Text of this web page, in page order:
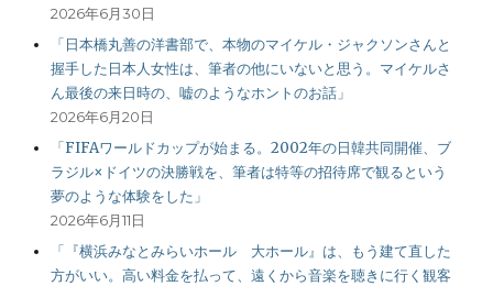
2026年6月30日
「日本橋丸善の洋書部で、本物のマイケル・ジャクソンさんと
握手した日本人女性は、筆者の他にいないと思う。マイケルさ
ん最後の来日時の、嘘のようなホントのお話」
2026年6月20日
「FIFAワールドカップが始まる。2002年の日韓共同開催、ブ
ラジル×ドイツの決勝戦を、筆者は特等の招待席で観るという
夢のような体験をした」
2026年6月11日
「『横浜みなとみらいホール 大ホール』は、もう建て直した
方がいい。高い料金を払って、遠くから音楽を聴きに行く観客